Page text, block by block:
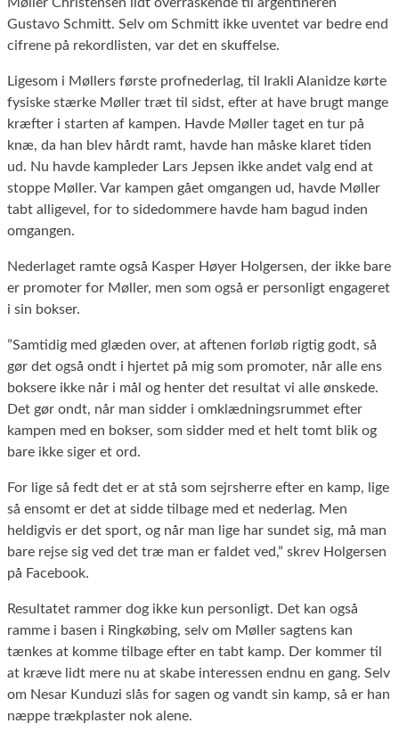
Gustavo Schmitt. Selv om Schmitt ikke uventet var bedre end
cifrene på rekordlisten, var det en skuffelse.
Ligesom i Møllers første profnederlag, til Irakli Alanidze kørte
fysiske stærke Møller træt til sidst, efter at have brugt mange
kræfter i starten af kampen. Havde Møller taget en tur på
knæ, da han blev hårdt ramt, havde han måske klaret tiden
ud. Nu havde kampleder Lars Jepsen ikke andet valg end at
stoppe Møller. Var kampen gået omgangen ud, havde Møller
tabt alligevel, for to sidedommere havde ham bagud inden
omgangen.
Nederlaget ramte også Kasper Høyer Holgersen, der ikke bare
er promoter for Møller, men som også er personligt engageret
i sin bokser.
”Samtidig med glæden over, at aftenen forløb rigtig godt, så
gør det også ondt i hjertet på mig som promoter, når alle ens
boksere ikke når i mål og henter det resultat vi alle ønskede.
Det gør ondt, når man sidder i omklædningsrummet efter
kampen med en bokser, som sidder med et helt tomt blik og
bare ikke siger et ord.
For lige så fedt det er at stå som sejrsherre efter en kamp, lige
så ensomt er det at sidde tilbage med et nederlag. Men
heldigvis er det sport, og når man lige har sundet sig, må man
bare rejse sig ved det træ man er faldet ved,” skrev Holgersen
på Facebook.
Resultatet rammer dog ikke kun personligt. Det kan også
ramme i basen i Ringkøbing, selv om Møller sagtens kan
tænkes at komme tilbage efter en tabt kamp. Der kommer til
at kræve lidt mere nu at skabe interessen endnu en gang. Selv
om Nesar Kunduzi slås for sagen og vandt sin kamp, så er han
næppe trækplaster nok alene.